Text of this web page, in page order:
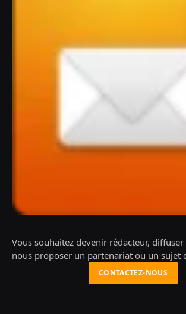
Vous souhaitez devenir rédacteur,
nous proposer un partenariat ou un sujet
CONTACTEZ-NOUS